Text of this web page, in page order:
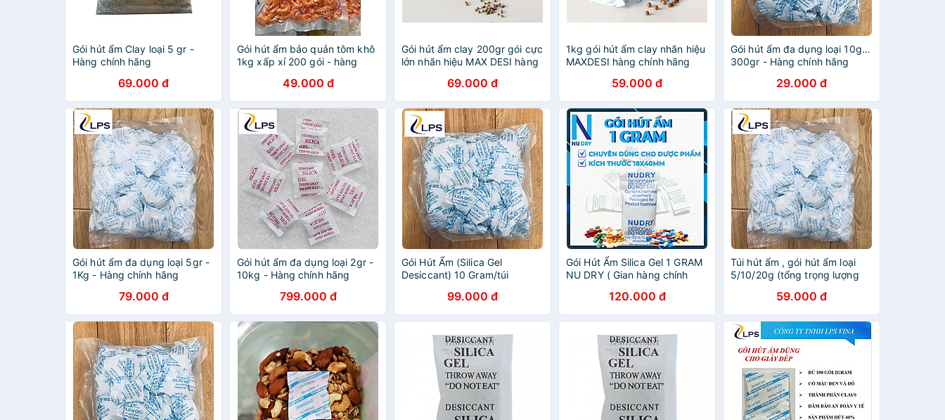
Gói hút ẩm Clay loại 5 gr -
Hàng chính hãng
69.000 đ
Gói hút ẩm bảo quản tôm khô
1kg xấp xỉ 200 gói - hàng
49.000 đ
Gói hút ẩm clay 200gr gói cực
lớn nhãn hiệu MAX DESI hàng
69.000 đ
1kg gói hút ẩm clay nhãn hiệu
MAXDESI hàng chính hãng
59.000 đ
Gói hút ẩm đa dụng loại 10gr -
300gr - Hàng chính hãng
29.000 đ
Gói hút ẩm đa dụng loại 5gr -
1Kg - Hàng chính hãng
79.000 đ
Gói hút ẩm đa dụng loại 2gr -
10kg - Hàng chính hãng
799.000 đ
Gói Hút Ẩm (Silica Gel
Desiccant) 10 Gram/túi
99.000 đ
Gói Hút Ẩm Silica Gel 1 GRAM
NU DRY ( Gian hàng chính
đóng túi 1kg120.000 đ
Túi hút ẩm , gói hút ẩm loại
5/10/20g (tổng trọng lượng
hàng chính hãng
59.000 đ